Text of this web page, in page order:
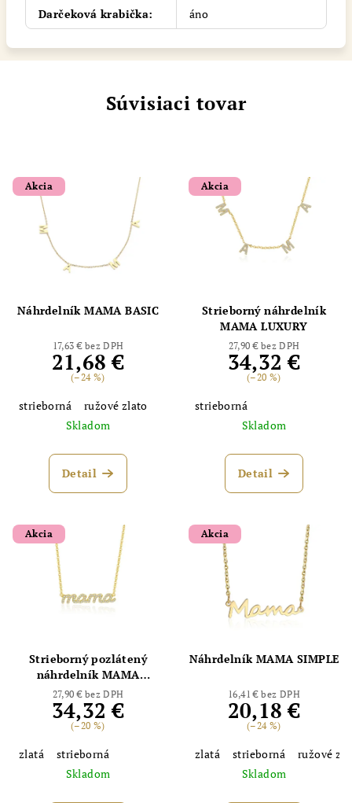
Darčeková krabička: áno
Súvisiaci tovar
Akcia
Náhrdelník MAMA BASIC
17,63 € bez DPH
21,68 €
(–24 %)
strieborná
ružové zlato
Skladom
Detail
Akcia
Strieborný náhrdelník
MAMA LUXURY
27,90 € bez DPH
34,32 €
(–20 %)
strieborná
Skladom
Detail
Akcia
Strieborný pozlátený
náhrdelník MAMA
LUXURY SMALL
27,90 € bez DPH
34,32 €
(–20 %)
zlatá
strieborná
Skladom
Akcia
Náhrdelník MAMA SIMPLE
16,41 € bez DPH
20,18 €
(–24 %)
zlatá strieborná
ružové
Skladom